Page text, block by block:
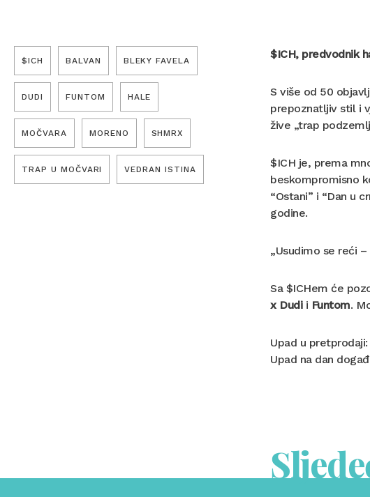
$ICH BALVAN BLEKY FAVELA
DUDI FUNTOM HALE
MOČVARA MORENO SHMRX
TRAP U MOČVARI VEDRAN ISTINA
$ICH, predvodnik
S više od 50
prepoznatljiv stil i
žive „trap
$ICH je, prema
beskompromisno
“Ostani” i “Dan u
godine.
„Usudimo se reći
Sa $ICHem će
x Dudii Funtom.
Upad u pretprodaji:
Upad na dan